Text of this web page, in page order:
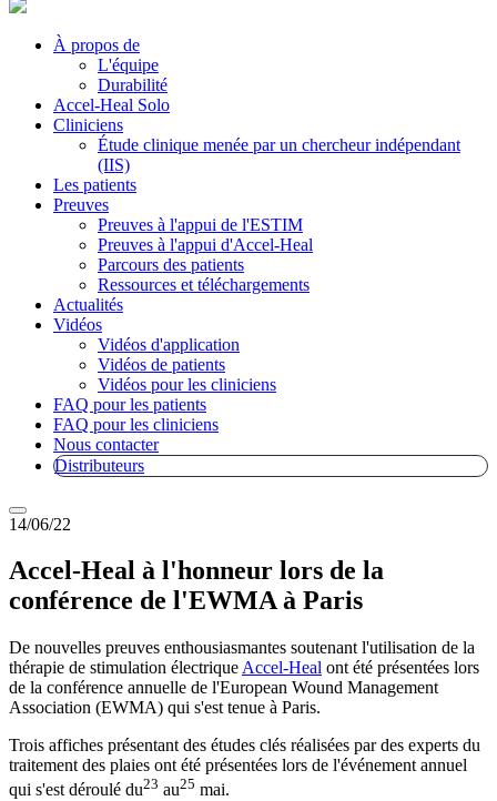
À propos de
L'équipe
Durabilité
Accel-Heal Solo
Cliniciens
Étude clinique menée par un chercheur indépendant
(IIS)
Les patients
Preuves
Preuves à l'appui de l'ESTIM
Preuves à l'appui d'Accel-Heal
Parcours des patients
Ressources et téléchargements
Actualités
Vidéos
Vidéos d'application
Vidéos de patients
Vidéos pour les cliniciens
FAQ pour les patients
FAQ pour les cliniciens
Nous contacter
Distributeurs
14/06/22
Accel-Heal à l'honneur lors de la
conférence de l'EWMA à Paris
De nouvelles preuves enthousiasmantes soutenant l'utilisation de la
thérapie de stimulation électrique Accel-Heal ont été présentées lors
de la conférence annuelle de l'European Wound Management
Association (EWMA) qui s'est tenue à Paris.
Trois affiches présentant des études clés réalisées par des experts du
traitement des plaies ont été présentées lors de l'événement annuel
qui s'est déroulé du23 au25 mai.